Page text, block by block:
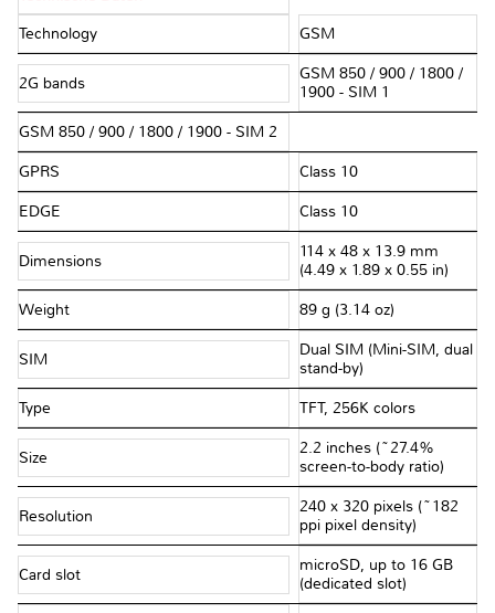
Technology GSM
2G bands
GSM 850 / 900 / 1800 /
1900 - SIM 1
GSM 850 / 900 / 1800 / 1900 - SIM 2
GPRS Class 10
EDGE Class 10
Dimensions
114 x 48 x 13.9 mm
(4.49 x 1.89 x 0.55 in)
Weight 89 g (3.14 oz)
SIM
Dual SIM (Mini-SIM, dual
stand-by)
Type TFT, 256K colors
Size
2.2 inches (~27.4%
screen-to-body ratio)
Resolution
240 x 320 pixels (~182
ppi pixel density)
Card slot
microSD, up to 16 GB
(dedicated slot)